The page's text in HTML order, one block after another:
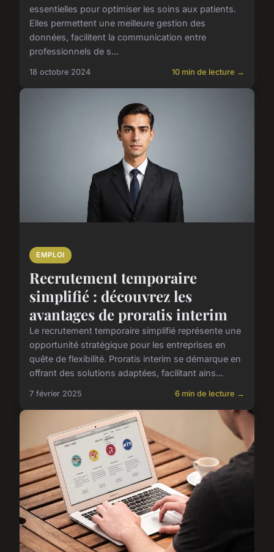
essentielles pour optimiser les soins aux patients.
Elles permettent une meilleure gestion des
données, facilitent la communication entre
professionnels de s...
18 octobre 2024 10 min de lecture →
EMPLOI
Recrutement temporaire
simplifié : découvrez les
avantages de proratis interim
Le recrutement temporaire simplifié représente une
opportunité stratégique pour les entreprises en
quête de flexibilité. Proratis interim se démarque en
offrant des solutions adaptées, facilitant ains...
7 février 2025 6 min de lecture →